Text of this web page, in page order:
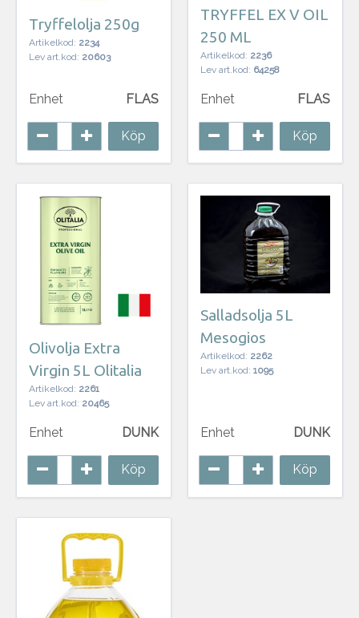
Tryffelolja 250g
Artikelkod: 2234
Lev art.kod: 20603
Enhet FLAS
Köp
TRYFFEL EX V OIL
250 ML
Artikelkod: 2236
Lev art.kod: 64258
Enhet FLAS
Köp
Olivolja Extra
Virgin 5L Olitalia
Artikelkod: 2261
Lev art.kod: 20465
Enhet DUNK
Köp
Salladsolja 5L
Mesogios
Artikelkod: 2262
Lev art.kod: 1095
Enhet DUNK
Köp